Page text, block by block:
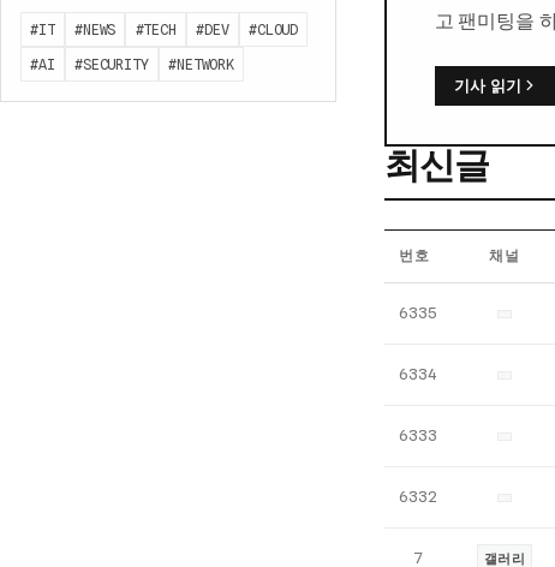
#IT #NEWS #TECH #DEV #CLOUD
#AI #SECURITY #NETWORK
고 팬미팅을
기사 읽기
최신글
번호 채널
6335
6334
6333
6332
7 갤러리